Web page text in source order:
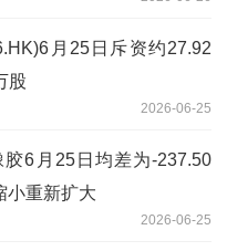
月25日斥资约27.92
股
2026-06-25
6月25日均差为-237.50
小重新扩大
2026-06-25